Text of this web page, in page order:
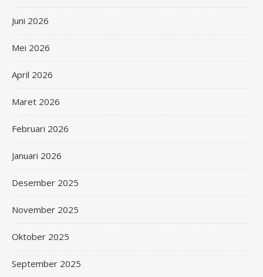
Juni 2026
Mei 2026
April 2026
Maret 2026
Februari 2026
Januari 2026
Desember 2025
November 2025
Oktober 2025
September 2025